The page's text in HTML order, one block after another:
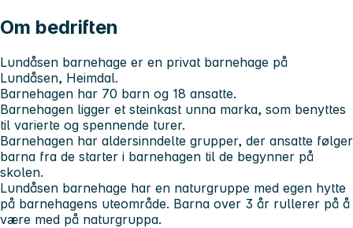
Om bedriften
Lundåsen barnehage er en privat barnehage på
Lundåsen, Heimdal.
Barnehagen har 70 barn og 18 ansatte.
Barnehagen ligger et steinkast unna marka, som benyttes
til varierte og spennende turer.
Barnehagen har aldersinndelte grupper, der ansatte følger
barna fra de starter i barnehagen til de begynner på
skolen.
Lundåsen barnehage har en naturgruppe med egen hytte
på barnehagens uteområde. Barna over 3 år rullerer på å
være med på naturgruppa.